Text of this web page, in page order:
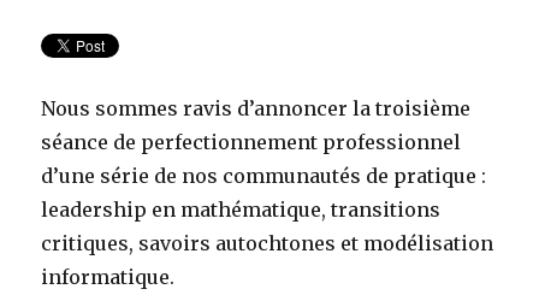
Nous sommes ravis d’annoncer la troisième
séance de perfectionnement professionnel
d’une série de nos communautés de pratique :
leadership en mathématique, transitions
critiques, savoirs autochtones et modélisation
informatique.